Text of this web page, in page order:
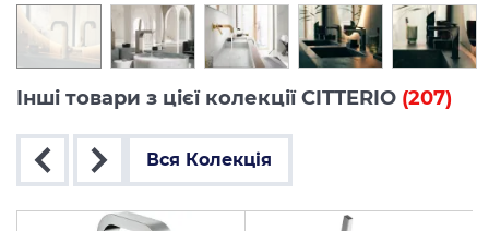
Інші товари з цієї колекції CITTERIO (207)
Вся Колекція